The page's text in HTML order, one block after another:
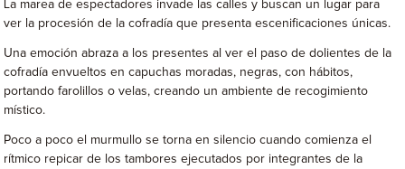
La marea de espectadores invade las calles y buscan un lugar para
ver la procesión de la cofradía que presenta escenificaciones únicas.
Una emoción abraza a los presentes al ver el paso de dolientes de la
cofradía envueltos en capuchas moradas, negras, con hábitos,
portando farolillos o velas, creando un ambiente de recogimiento
místico.
Poco a poco el murmullo se torna en silencio cuando comienza el
rítmico repicar de los tambores ejecutados por integrantes de la